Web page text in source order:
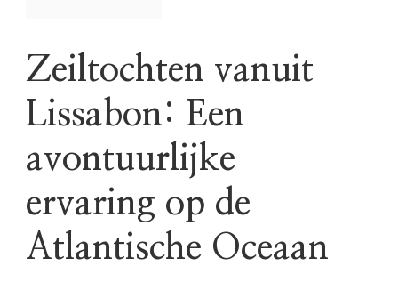
Zeiltochten vanuit
Lissabon: Een
avontuurlijke
ervaring op de
Atlantische Oceaan